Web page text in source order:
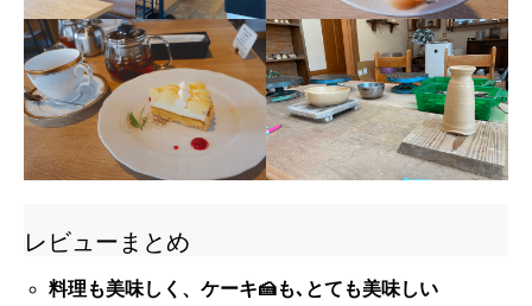
レビューまとめ
料理も美味しく、ケーキ🍰も､とても美味しい